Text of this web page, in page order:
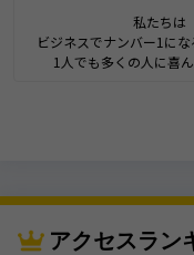
私たちは
ビジネスでナンバー1に
1人でも多くの人に喜ん
アクセスラン